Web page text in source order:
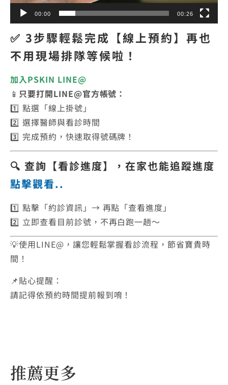
00:00 00:26
✅ 3步驟輕鬆完成【線上預約】再也
不用現場排隊等候啦！
加入PSKIN LINE@
📱 只要打開LINE@官方帳號：
1️⃣ 點選「線上掛號」
2️⃣ 選擇醫師與看診時間
3️⃣ 完成預約，快速取得號碼牌！
🔍 查詢【看診進度】，在家也能追蹤進度
點擊觀看..
1️⃣ 點擊「約診資訊」→ 再點「查看進度」
2️⃣ 立即查看目前診號，不再白跑一趟～
💡使用LINE@，讓您輕鬆掌握看診流程，節省寶貴時
間！
📌貼心提醒：
請記得依預約時間提前報到唷！
推薦更多